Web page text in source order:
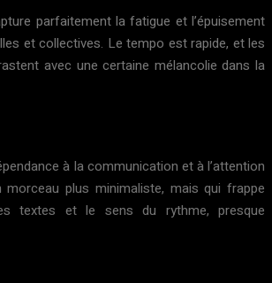
parfaitement la fatigue et l’épuisement
et collectives. Le tempo est rapide, et les
avec une certaine mélancolie dans la
à la communication et à l’attention
morceau plus minimaliste, mais qui frappe
textes et le sens du rythme, presque